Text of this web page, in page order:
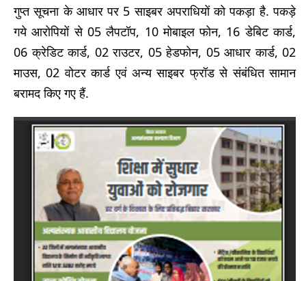
गुप्त सूचना के आधार पर 5 साइबर अपराधियों को पकड़ा है. पकड़े
गये आरोपियों से 05 लैपटॉप, 10 मोबाइल फोन, 16 डेबिट कार्ड,
06 क्रेडिट कार्ड, 02 राउटर, 05 हेडफोन, 05 आधार कार्ड, 02
माउस, 02 वोटर कार्ड एवं अन्य साइबर फ्रॉड से संबंधित सामान
बरामद किए गए हैं.